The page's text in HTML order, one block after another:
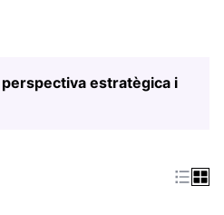
estratègica i